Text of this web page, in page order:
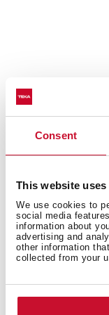
Consent
This website
We use cookies to
social media
information about
advertising and
other information
collected from your
Чёрное
обрезанными
Эргономичные
Съёмные
Съёмные
4 зоны